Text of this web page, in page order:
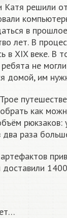
Катя решили
в
лет. В
в XIX веке. В
не
домой, им
как
рюкзаков:
два раза
доставили